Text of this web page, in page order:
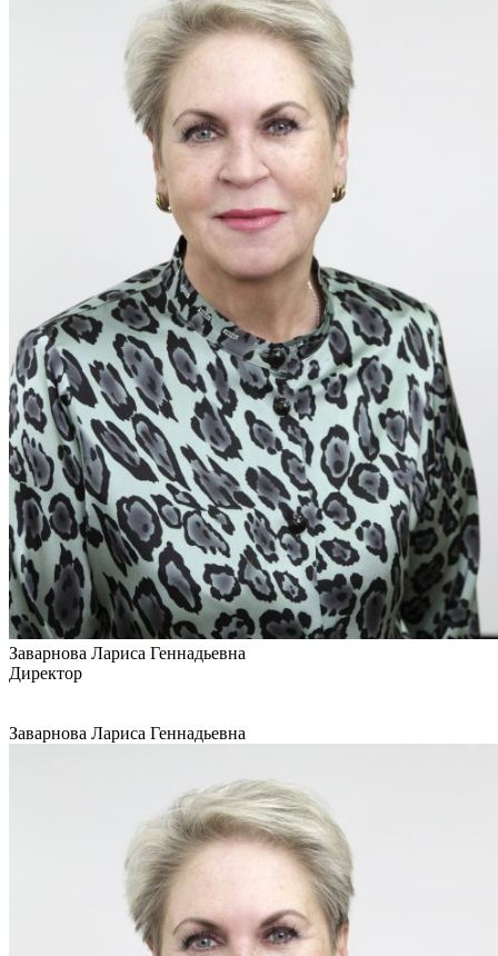
Заварнова Лариса Геннадьевна
Директор
Заварнова Лариса Геннадьевна